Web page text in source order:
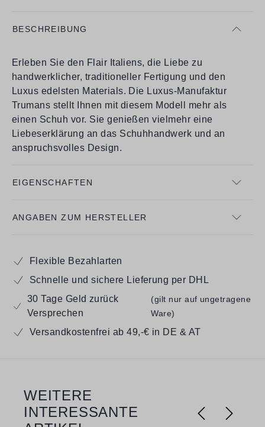
BESCHREIBUNG
Erleben Sie den Flair Italiens, die Liebe zu
handwerklicher, traditioneller Fertigung und den
Luxus edelsten Materials. Die Luxus-Manufaktur
Trumans stellt Ihnen mit diesem Modell mehr als
einen Schuh vor. Sie genießen vielmehr eine
Liebeserklärung an das Schuhhandwerk und an
anspruchsvolles Design.
EIGENSCHAFTEN
ANGABEN ZUM HERSTELLER
Flexible Bezahlarten
Schnelle und sichere Lieferung per DHL
30 Tage Geld zurück
Versprechen
(gilt nur auf ungetragene
Ware)
Versandkostenfrei ab 49,-€ in DE & AT
Produktgalerie überspringen
WEITERE
INTERESSANTE